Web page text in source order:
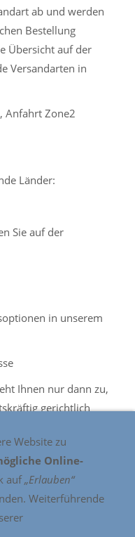
ab und werden
Bestellung
Übersicht auf der
Versandarten in
Anfahrt Zone2
Länder:
Sie auf der
in unserem
Ihnen nur dann zu,
gerichtlich
nur ausüben,
Website zu
Online-
auf„Erlauben“
Weiterführende